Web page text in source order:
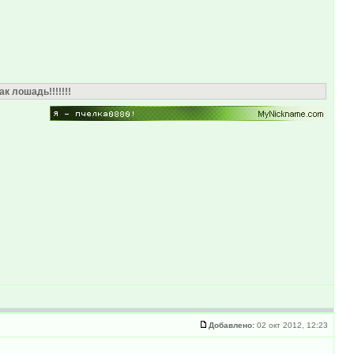
лошадь!!!!!!!
Добавлено: 02 окт 2012, 12:23